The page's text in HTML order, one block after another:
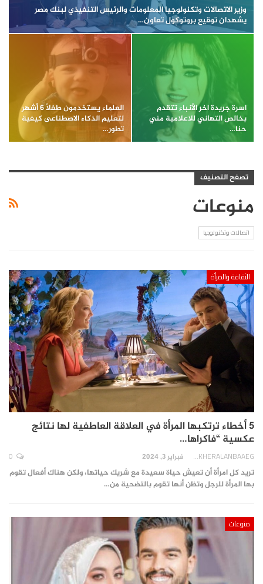
وزير الاتصالات وتكنولوجيا المعلومات والرئيس التنفيذي لبنك مصر
يشهدان توقيع بروتوكول تعاون…
اسرة جريدة اخر الأنباء تتقدم
بخالص التهاني للاعلامية مني
حنا…
العلماء يستخدمون طفلًا 6 أشهر
لتعليم الذكاء الاصطناعى كيفية
تطور…
تصفح التصنيف
منوعات
اتصالات وتكنولوجيا
الثقافة والمرأة
5 أخطاء ترتكبها المرأة في العلاقة العاطفية لها نتائج
عكسية “فاكراها…
AKHERALANBAAEG فبراير 3, 2024
تريد كل امرأة أن تعيش حياة سعيدة مع شريك حياتها، ولكن هناك أفعال تقوم
بها المرأة للرجل وتظن أنها تقوم بالتضحية من…
منوعات